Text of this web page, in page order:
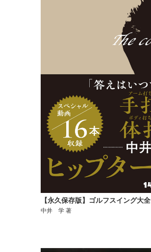
【永久保存版】ゴルフスイング大全
中井 学 著